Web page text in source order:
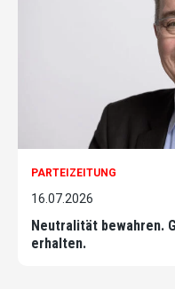
PARTEIZEITUNG
16.07.2026
Neutralität bewahren.
erhalten.